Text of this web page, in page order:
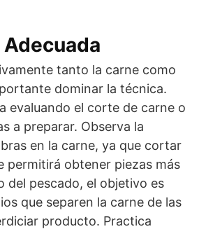
tanto la carne como
dominar la técnica.
evaluando el corte de carne o
a preparar. Observa la
en la carne, ya que cortar
permitirá obtener piezas más
del pescado, el objetivo es
que separen la carne de las
producto. Practica